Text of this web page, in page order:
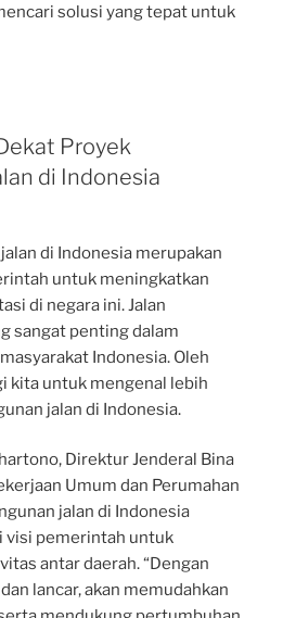
solusi yang tepat untuk
Proyek
di Indonesia
di Indonesia merupakan
untuk meningkatkan
di negara ini. Jalan
sangat penting dalam
Indonesia. Oleh
kita untuk mengenal lebih
jalan di Indonesia.
Direktur Jenderal Bina
Umum dan Perumahan
jalan di Indonesia
visi pemerintah untuk
antar daerah. “Dengan
lancar, akan memudahkan